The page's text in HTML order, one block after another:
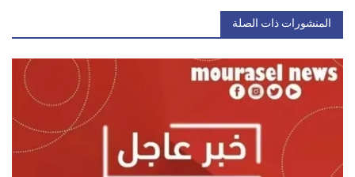
المنشورات ذات الصلة